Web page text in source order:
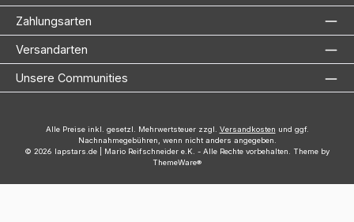
Zahlungsarten
Versandarten
Unsere Communities
Alle Preise inkl. gesetzl. Mehrwertsteuer zzgl. Versandkosten und ggf.
Nachnahmegebühren, wenn nicht anders angegeben.
© 2026 lapstars.de | Mario Reifschneider e.K. - Alle Rechte vorbehalten. Theme by
ThemeWare®